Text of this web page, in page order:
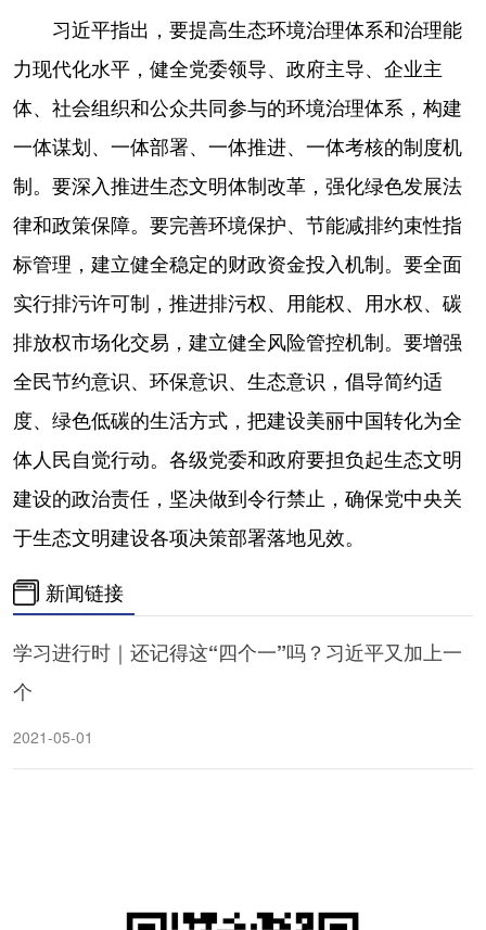
习近平指出，要提高生态环境治理体系和治理能
力现代化水平，健全党委领导、政府主导、企业主
体、社会组织和公众共同参与的环境治理体系，构建
一体谋划、一体部署、一体推进、一体考核的制度机
制。要深入推进生态文明体制改革，强化绿色发展法
律和政策保障。要完善环境保护、节能减排约束性指
标管理，建立健全稳定的财政资金投入机制。要全面
实行排污许可制，推进排污权、用能权、用水权、碳
排放权市场化交易，建立健全风险管控机制。要增强
全民节约意识、环保意识、生态意识，倡导简约适
度、绿色低碳的生活方式，把建设美丽中国转化为全
体人民自觉行动。各级党委和政府要担负起生态文明
建设的政治责任，坚决做到令行禁止，确保党中央关
于生态文明建设各项决策部署落地见效。
新闻链接
学习进行时｜还记得这“四个一”吗？习近平又加上一
个
2021-05-01